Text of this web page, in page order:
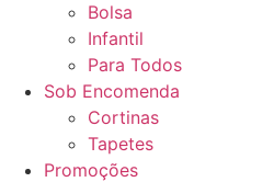
Bolsa
Infantil
Para Todos
Sob Encomenda
Cortinas
Tapetes
Promoções